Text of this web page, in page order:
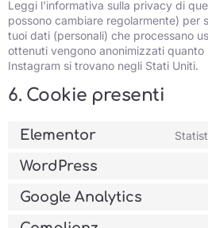
Leggi l'informativa sulla privacy di
possono cambiare regolarmente) per
tuoi dati (personali) che processano
ottenuti vengono anonimizzati quanto
Instagram si trovano negli Stati Uniti.
6. Cookie presenti
Elementor
WordPress
Google Analytics